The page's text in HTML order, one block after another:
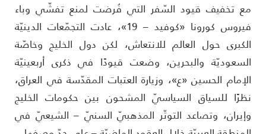
تخفيف قيود السّفر التي فُرضت لمنع تفشّي وباء
فيروس كورونا «كوفيد – 19»، عادت التجمّعات الدينيّة
حول العالم للانتعاش، لكن دول الخليج وخاصّة
والبحرين، وضعت قيودًا في ذكرى أربعينيّة
الحسين «ع»، وزيارة العتبات المقدّسة في العراق،
للسياق السياسيّ المشحون بين حكومات الخليج
وتصاعد التوتّر المذهبيّ السنيّ – الشيعيّ في